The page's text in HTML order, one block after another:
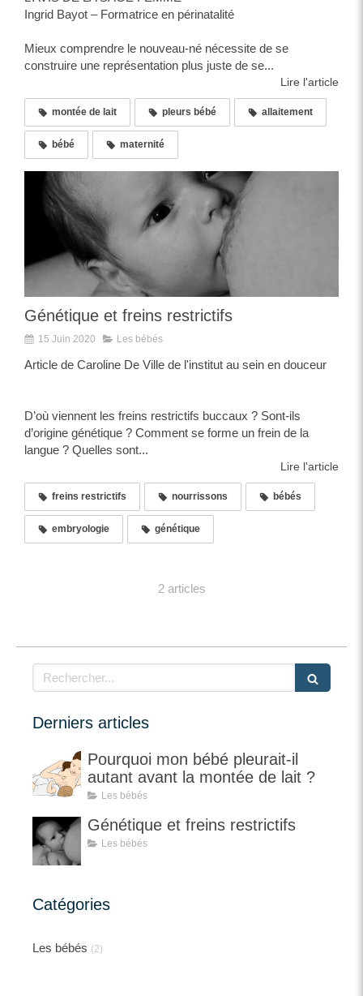
Ingrid Bayot – Formatrice en périnatalité
Mieux comprendre le nouveau-né nécessite de se
construire une représentation plus juste de se...
Lire l'article
montée de lait pleurs bébé allaitement
bébé maternité
Génétique et freins restrictifs
15 Juin 2020 Les bébés
Article de Caroline De Ville de l'institut au sein en douceur
D’où viennent les freins restrictifs buccaux ? Sont-ils
d’origine génétique ? Comment se forme un frein de la
langue ? Quelles sont...
Lire l'article
freins restrictifs nourrissons bébés
embryologie génétique
2 articles
Rechercher
Derniers articles
Pourquoi mon bébé pleurait-il
autant avant la montée de lait ?
Les bébés
Génétique et freins restrictifs
Les bébés
Catégories
Les bébés (2)